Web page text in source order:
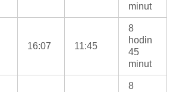
minut
16:07 11:45
8
hodin
45
minut
8